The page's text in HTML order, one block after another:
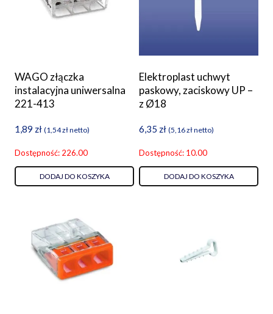
WAGO złączka
instalacyjna uniwersalna
221-413
1,89 zł (1,54złnetto)
Dostępność: 226.00
DODAJ DO KOSZYKA
Elektroplast uchwyt
paskowy, zaciskowy UP –
z Ø18
6,35 zł (5,16złnetto)
Dostępność: 10.00
DODAJ DO KOSZYKA